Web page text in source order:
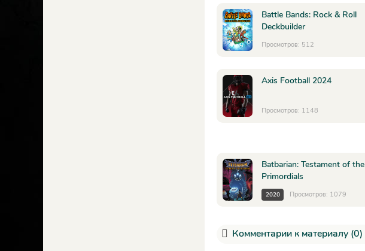
Battle Bands: Rock & Roll
Deckbuilder
Просмотров: 512
Axis Football 2024
Просмотров: 1148
Batbarian: Testament of the
Primordials
2020 Просмотров: 1079
Комментарии к материалу (0)